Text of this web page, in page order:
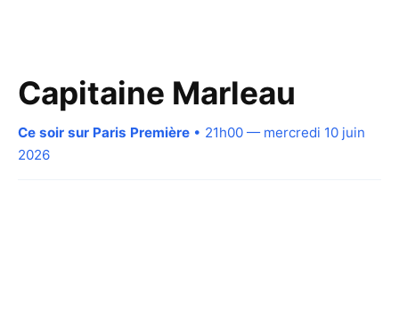
Capitaine Marleau
Ce soir sur Paris Première • 21h00 — mercredi 10 juin
2026